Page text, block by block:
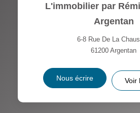
L'immobilier par
Argentan
6-8 Rue De La
61200 Argentan
Nous écrire Voir